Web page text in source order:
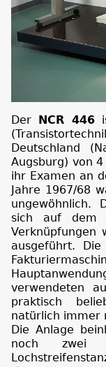
Der NCR 446
Deutschland
Augsburg) von
ihr Examen an
Jahre 1967/68
ungewöhnlich.
sich auf dem
Verknüpfungen
ausgeführt.
verwendeten
praktisch
natürlich immer
Die Anlage
noch zwei